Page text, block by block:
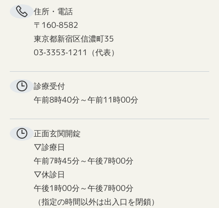
住所・電話
〒160-8582
東京都新宿区信濃町35
03-3353-1211（代表）
診療受付
午前8時40分～午前11時00分
正面玄関開錠
▽診療日
午前7時45分～午後7時00分
▽休診日
午後1時00分～午後7時00分
（指定の時間以外は出入口を閉鎖）